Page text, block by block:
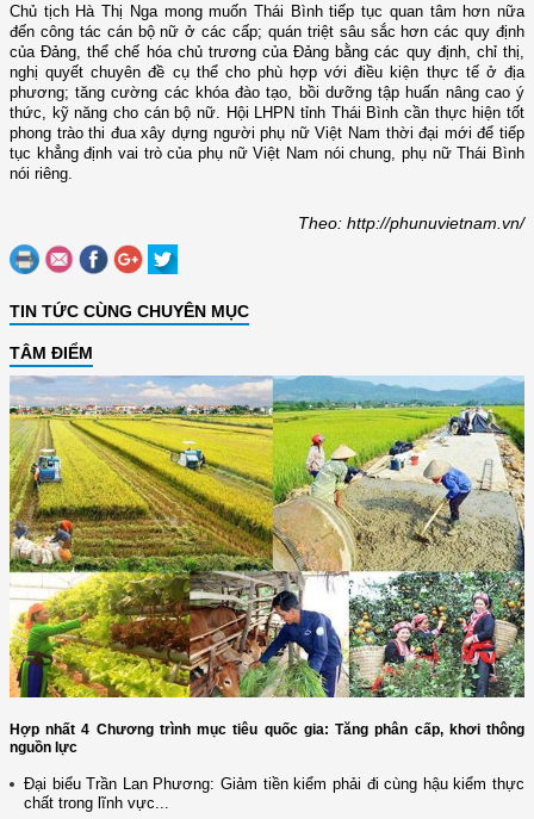
Chủ tịch Hà Thị Nga mong muốn Thái Bình tiếp tục quan tâm hơn nữa
đến công tác cán bộ nữ ở các cấp; quán triệt sâu sắc hơn các quy định
của Đảng, thể chế hóa chủ trương của Đảng bằng các quy định, chỉ thị,
nghị quyết chuyên đề cụ thể cho phù hợp với điều kiện thực tế ở địa
phương; tăng cường các khóa đào tạo, bồi dưỡng tập huấn nâng cao ý
thức, kỹ năng cho cán bộ nữ. Hội LHPN tỉnh Thái Bình cần thực hiện tốt
phong trào thi đua xây dựng người phụ nữ Việt Nam thời đại mới để tiếp
tục khẳng định vai trò của phụ nữ Việt Nam nói chung, phụ nữ Thái Bình
nói riêng.
Theo: http://phunuvietnam.vn/
TIN TỨC CÙNG CHUYÊN MỤC
TÂM ĐIỂM
Hợp nhất 4 Chương trình mục tiêu quốc gia: Tăng phân cấp, khơi thông
nguồn lực
Đại biểu Trần Lan Phương: Giảm tiền kiểm phải đi cùng hậu kiểm thực
chất trong lĩnh vực...